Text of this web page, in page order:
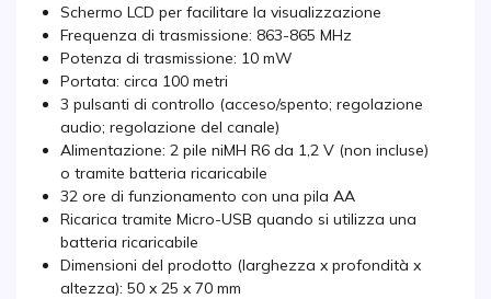
Schermo LCD per facilitare la visualizzazione
Frequenza di trasmissione: 863-865 MHz
Potenza di trasmissione: 10 mW
Portata: circa 100 metri
3 pulsanti di controllo (acceso/spento; regolazione
audio; regolazione del canale)
Alimentazione: 2 pile niMH R6 da 1,2 V (non incluse)
o tramite batteria ricaricabile
32 ore di funzionamento con una pila AA
Ricarica tramite Micro-USB quando si utilizza una
batteria ricaricabile
Dimensioni del prodotto (larghezza x profondità x
altezza): 50 x 25 x 70 mm